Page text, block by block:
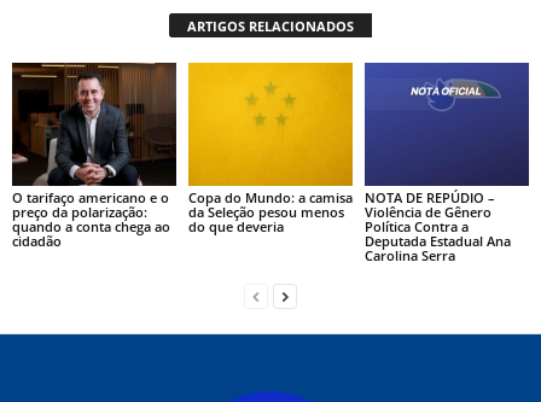
ARTIGOS RELACIONADOS
O tarifaço americano e o
preço da polarização:
quando a conta chega ao
cidadão
Copa do Mundo: a camisa
da Seleção pesou menos
do que deveria
NOTA DE REPÚDIO –
Violência de Gênero
Política Contra a
Deputada Estadual Ana
Carolina Serra